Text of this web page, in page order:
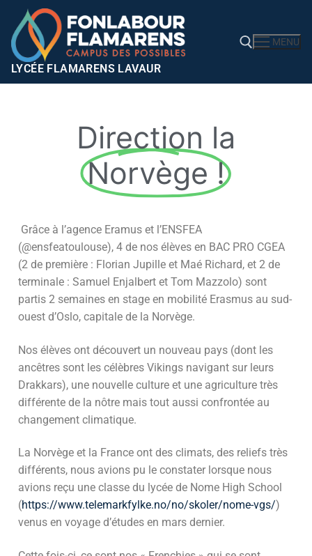
LYCÉE FLAMARENS LAVAUR
MENU
Direction la
Norvège !
Grâce à l’agence Eramus et l’ENSFEA
(@ensfeatoulouse), 4 de nos élèves en BAC PRO CGEA
(2 de première : Florian Jupille et Maé Richard, et 2 de
terminale : Samuel Enjalbert et Tom Mazzolo) sont
partis 2 semaines en stage en mobilité Erasmus au sud-
ouest d’Oslo, capitale de la Norvège.
Nos élèves ont découvert un nouveau pays (dont les
ancêtres sont les célèbres Vikings navigant sur leurs
Drakkars), une nouvelle culture et une agriculture très
différente de la nôtre mais tout aussi confrontée au
changement climatique.
La Norvège et la France ont des climats, des reliefs très
différents, nous avions pu le constater lorsque nous
avions reçu une classe du lycée de Nome High School
(https://www.telemarkfylke.no/no/skoler/nome-vgs/)
venus en voyage d’études en mars dernier.